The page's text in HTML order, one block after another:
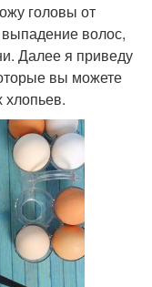
головы от
волос,
Далее я приведу
вы можете
хлопьев.